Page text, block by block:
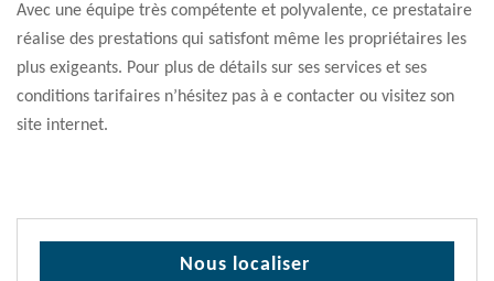
Avec une équipe très compétente et polyvalente, ce prestataire
réalise des prestations qui satisfont même les propriétaires les
plus exigeants. Pour plus de détails sur ses services et ses
conditions tarifaires n’hésitez pas à e contacter ou visitez son
site internet.
Nous localiser